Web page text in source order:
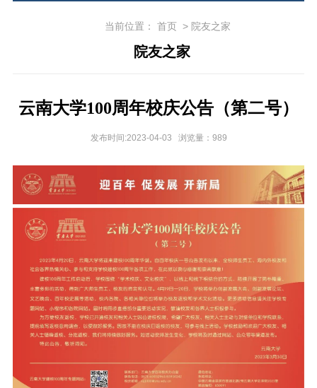
当前位置： 首页> 院友之家
院友之家
云南大学100周年校庆公告（第二号）
发布时间:2023-04-03 浏览量： 989